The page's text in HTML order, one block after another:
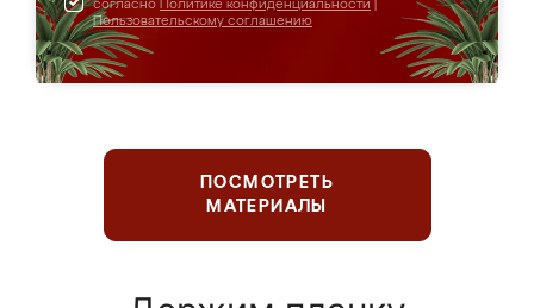
согласно Политике конфиденциальности
Пользовательскому соглашению
ПОСМОТРЕТЬ
МАТЕРИАЛЫ